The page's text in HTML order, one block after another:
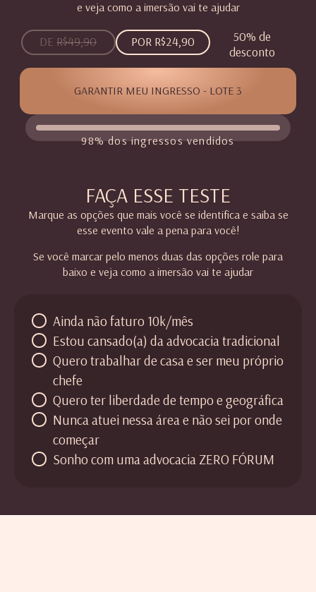
e veja como a imersão vai te ajudar
DER$49,90 POR R$24,90
50% de
desconto
GARANTIR MEU INGRESSO - LOTE 3
98% dos ingressos vendidos
FAÇA ESSE TESTE
Marque as opções que mais você se identifica e saiba se
esse evento vale a pena para você!
Se você marcar pelo menos duas das opções role para
baixo e veja como a imersão vai te ajudar
Ainda não faturo 10k/mês
Estou cansado(a) da advocacia tradicional
Quero trabalhar de casa e ser meu próprio
chefe
Quero ter liberdade de tempo e geográfica
Nunca atuei nessa área e não sei por onde
começar
Sonho com uma advocacia ZERO FÓRUM